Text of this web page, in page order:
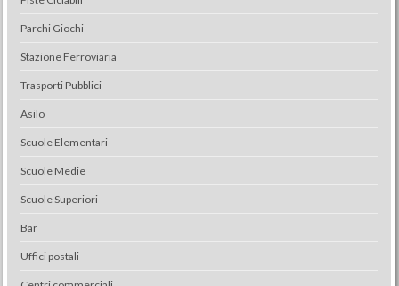
Parchi Giochi
Stazione Ferroviaria
Trasporti Pubblici
Asilo
Scuole Elementari
Scuole Medie
Scuole Superiori
Bar
Uffici postali